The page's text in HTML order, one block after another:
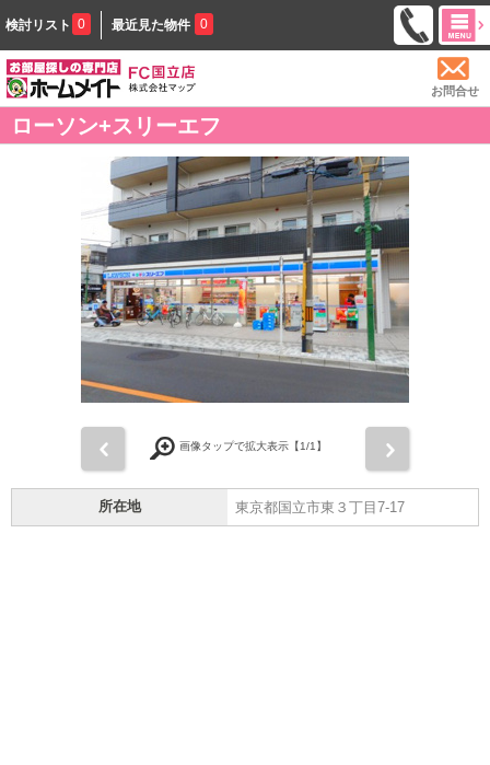
検討リスト 0 最近見た物件 0
お問合せ
ローソン+スリーエフ
画像タップで拡大表示【1/1】
所在地 東京都国立市東３丁目7-17